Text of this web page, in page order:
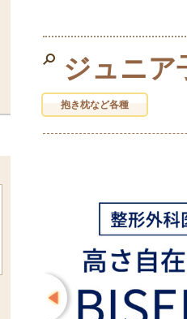
ジュニア
抱き枕など各種